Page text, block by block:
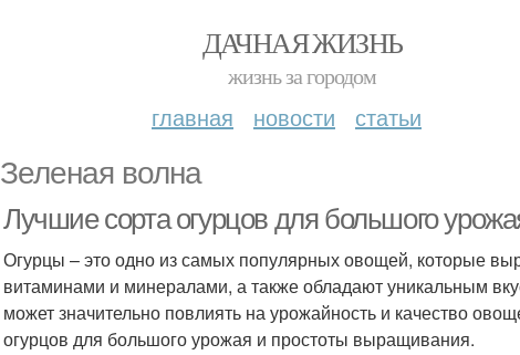
ДАЧНАЯ ЖИЗНЬ
жизнь за городом
главная новости статьи
Зеленая волна
Лучшие сорта огурцов для большого
Огурцы – это одно из самых популярных овощей, которые
витаминами и минералами, а также обладают уникальным
может значительно повлиять на урожайность и качество
огурцов для большого урожая и простоты выращивания.